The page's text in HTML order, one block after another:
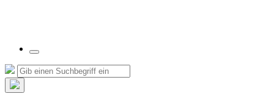
Suchfeld
umschalten
Suche
nach:
Suchen
Such-